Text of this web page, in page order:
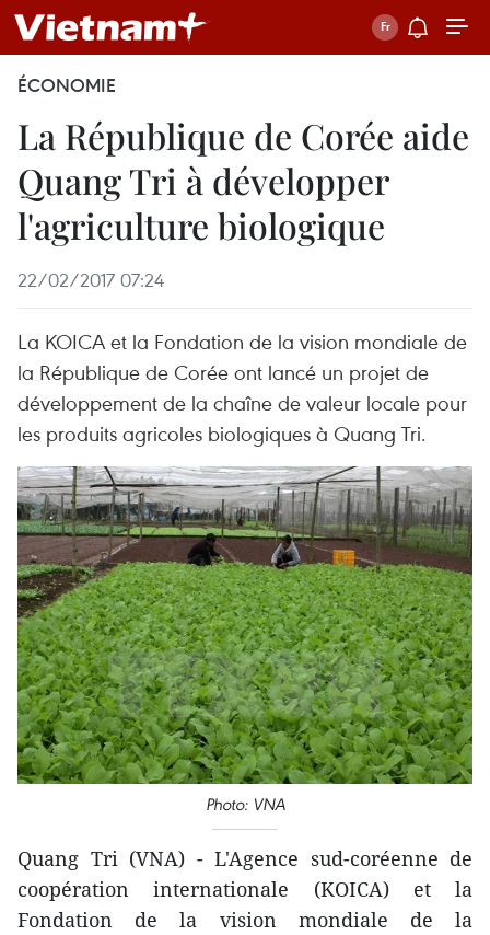
ÉCONOMIE
La République de Corée aide
Quang Tri à développer
l'agriculture biologique
22/02/2017 07:24
La KOICA et la Fondation de la vision mondiale de
la République de Corée ont lancé un projet de
développement de la chaîne de valeur locale pour
les produits agricoles biologiques à Quang Tri.
Photo: VNA
Quang Tri (VNA) - L'Agence sud-coréenne de
coopération internationale (KOICA) et la
Fondation de la vision mondiale de la